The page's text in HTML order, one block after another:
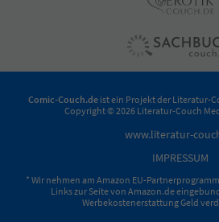
Comic-Couch.de ist ein Projekt der Literatur-
Copyright © 2026 Literatur-Couch
www.literatur-
IMPRESSUM
* Wir nehmen am Amazon EU-
Links zur Seite von Amazon.de
Werbekostenerstattung Geld